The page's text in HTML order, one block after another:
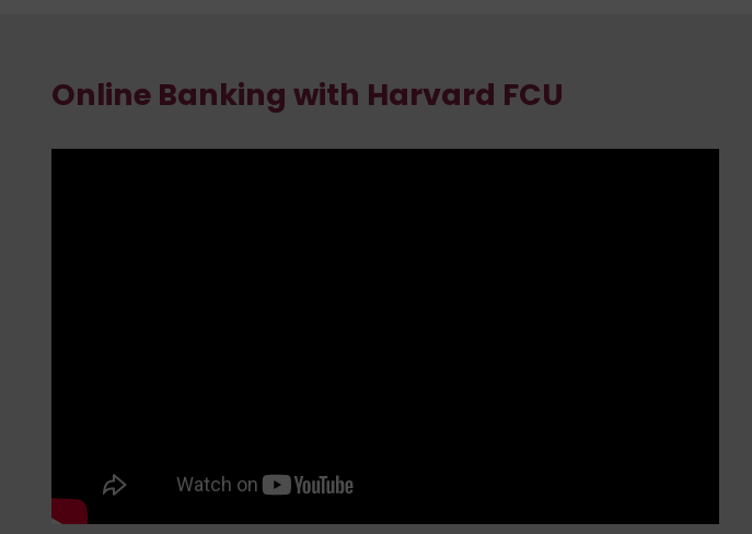
Online Banking with Harvard FCU